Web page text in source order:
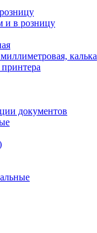
и в розницу
калька
документов